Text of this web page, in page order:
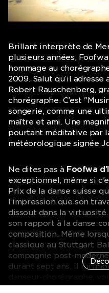
Brillant interprète de
plusieurs années,
hommage au
2009. Salut qu’il adresse
Robert Rauschenberg,
chorégraphe. C’est
songerie, comme une
maître et ami. Une
pourtant méditative par
météorologique signée
Ne dites pas à Foofwa
exceptionnel, même si
Prix de la danse suisse
l’impression que son
dissout dans la
son rapport à la danse
composition. Même
classique au Stuttgart
compagnie post-
durant sept ans, il lui
chercheur. Chercheur du